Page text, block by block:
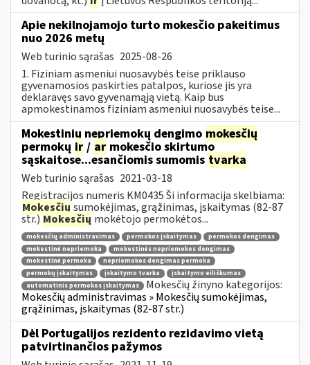
Apie nekilnojamojo turto mokesčio pakeitimus
nuo 2026 metų
Web turinio sąrašas 2025-08-26
1. Fiziniam asmeniui nuosavybės teise priklauso
gyvenamosios paskirties patalpos, kuriose jis yra
deklaravęs savo gyvenamąją vietą. Kaip bus
apmokestinamos fiziniam asmeniui nuosavybės teise...
Mokestinių nepriemokų dengimo mokesčių
permokų ir / ar mokesčio skirtumo
sąskaitose...esančiomis sumomis tvarka
Web turinio sąrašas 2021-03-18
Registracijos numeris KM0435 Ši informacija skelbiama:
Mokesčių sumokėjimas, grąžinimas, įskaitymas (82-87
str.)Mokesčių mokėtojo permokėtos...
mokesčių administravimas permokos įskaitymas
permokos dengimas
mokestinė nepriemoka
mokestinės nepriemokos dengimas
mokestinė permoka
nepriemokos dengimas permoka
permokų įskaitymas
įskaitymo tvarka
įskaitymo eiliškumas
automatinis permokos įskaitymas
Mokesčių žinyno kategorijos:
Mokesčių administravimas » Mokesčių sumokėjimas,
grąžinimas, įskaitymas (82-87 str.)
Dėl Portugalijos rezidento rezidavimo vietą
patvirtinančios pažymos